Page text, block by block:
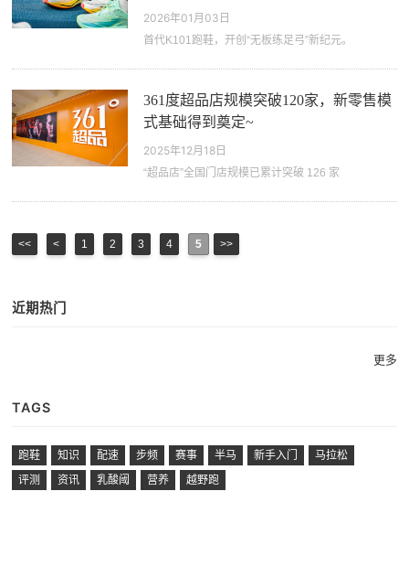
2026年01月03日
首代K101跑鞋，开创“无板练足弓”新纪元。
361度超品店规模突破120家，新零售模
式基础得到奠定~
2025年12月18日
“超品店”全国门店规模已累计突破 126 家
<< < 1 2 3 4 5 >>
近期热门
更多
TAGS
跑鞋 知识 配速 步频 赛事 半马 新手入门
马拉松
评测
资讯 乳酸阈 营养 越野跑